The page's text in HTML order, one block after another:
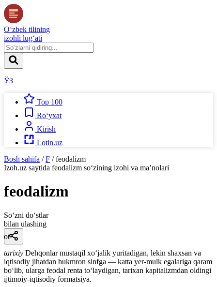
O‘zbek tilining
izohli lug‘ati
ЎЗ
Top 100
Ro‘yxat
Kirish
Lotin.uz
Bosh sahifa / F / feodalizm
Izoh.uz saytida feodalizm so‘zining izohi va ma’nolari
feodalizm
So‘zni do‘stlar
bilan ulashing
ot
tarixiy Dehqonlar mustaqil xoʻjalik yuritadigan, lekin shaxsan va
iqtisodiy jihatdan hukmron sinfga — katta yer-mulk egalariga qaram
boʻlib, ularga feodal renta toʻlaydigan, tarixan kapitalizmdan oldingi
ijtimoiy-iqtisodiy formatsiya.